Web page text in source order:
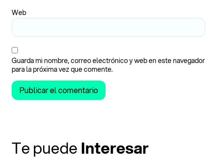
Web
Guarda mi nombre, correo electrónico y web en este navegador
para la próxima vez que comente.
Te puedeInteresar